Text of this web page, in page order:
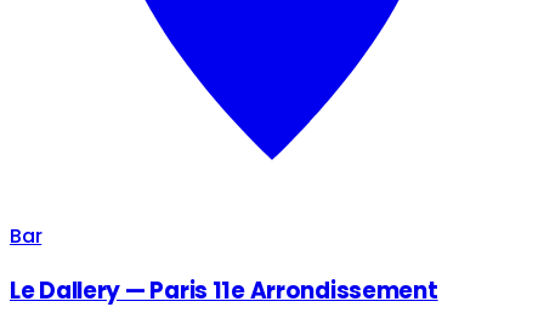
Bar
Le Dallery — Paris 11e Arrondissement